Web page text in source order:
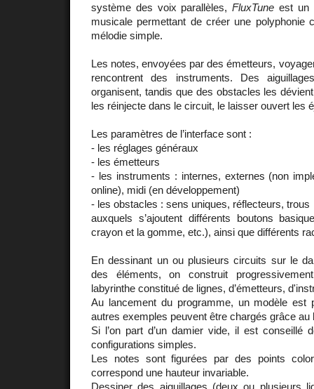
système des voix parallèles,FluxTune est un
musicale permettant de créer une polyphonie
mélodie simple.
Les notes, envoyées par des émetteurs,
rencontrent des instruments. Des
organisent, tandis que des obstacles les
les réinjecte dans le circuit, le laisser ouvert les
Les paramètres de l’interface sont :
- les réglages généraux
- les émetteurs
- les instruments : internes, externes (non
online), midi (en développement)
- les obstacles : sens uniques, réflecteurs, trous
auxquels s’ajoutent différents boutons
crayon et la gomme, etc.), ainsi que différents
En dessinant un ou plusieurs circuits sur le
des éléments, on construit
labyrinthe constitué de lignes, d’émetteurs,
Au lancement du programme, un modèle est
autres exemples peuvent être chargés grâce au
Si l’on part d’un damier vide, il est conseillé
configurations simples.
Les notes sont figurées par des points
correspond une hauteur invariable.
Dessiner des aiguillages (deux ou plusieurs